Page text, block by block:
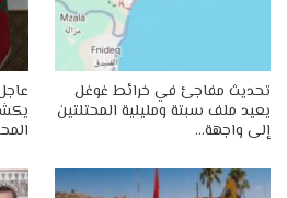
تحديث مفاجئ في خرائط غوغل
يعيد ملف سبتة ومليلية المحتلتين
إلى واجهة…